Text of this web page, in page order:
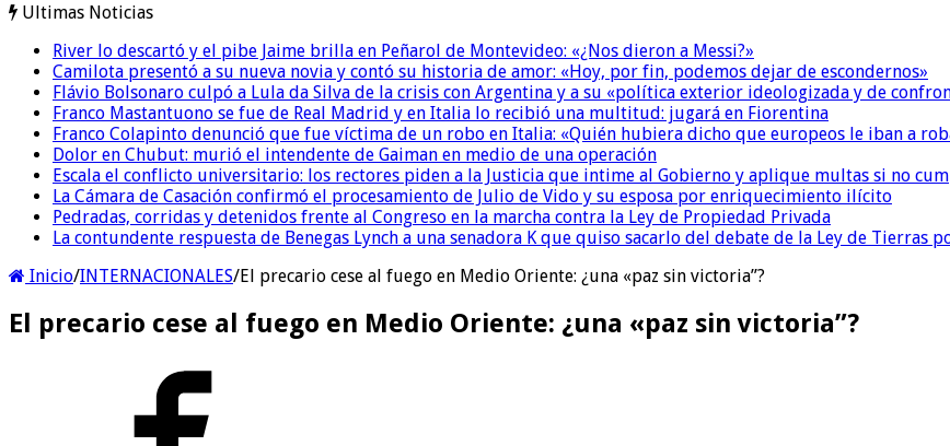
Ultimas Noticias
River lo descartó y el pibe Jaime brilla en Peñarol de Montevideo: «¿Nos dieron a Messi?»
Camilota presentó a su nueva novia y contó su historia de amor: «Hoy, por fin, podemos dejar de escondernos»
Flávio Bolsonaro culpó a Lula da Silva de la crisis con Argentina y a su «política exterior ideologizada y de
Franco Mastantuono se fue de Real Madrid y en Italia lo recibió una multitud: jugará en Fiorentina
Franco Colapinto denunció que fue víctima de un robo en Italia: «Quién hubiera dicho que europeos le iban a
Dolor en Chubut: murió el intendente de Gaiman en medio de una operación
Escala el conflicto universitario: los rectores piden a la Justicia que intime al Gobierno y aplique multas si no
La Cámara de Casación confirmó el procesamiento de Julio de Vido y su esposa por enriquecimiento ilícito
Pedradas, corridas y detenidos frente al Congreso en la marcha contra la Ley de Propiedad Privada
La contundente respuesta de Benegas Lynch a una senadora K que quiso sacarlo del debate de la Ley de Tierras
Inicio/INTERNACIONALES/El precario cese al fuego en Medio Oriente: ¿una «paz sin victoria”?
El precario cese al fuego en Medio Oriente: ¿una «paz sin victoria”?